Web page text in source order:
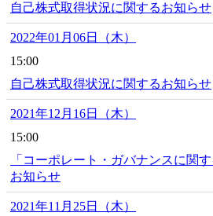
自己株式取得状況に関するお知らせ
2022年01月06日（木）
15:00
自己株式取得状況に関するお知らせ
2021年12月16日（木）
15:00
「コーポレート・ガバナンスに関
お知らせ
2021年11月25日（木）